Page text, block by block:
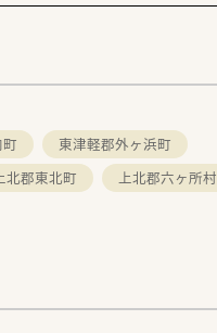
東津軽郡外ヶ浜町
北郡東北町
上北郡六ヶ所村